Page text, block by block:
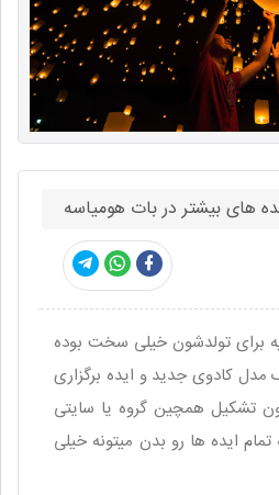
های بیشتر در بات هومیاسه
برای تولدشون خیلی سخت بوده
مدل کادوی جدید و ایده برگزاری
تشکیل همچین گروه یا سایتی
ایده ها رو بدن میتونه خیلی